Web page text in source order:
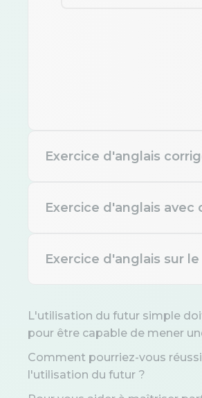
Exercice d'anglais
window."
Exercice d'anglais
Exercice d'anglais sur
Choisissez la
results at 9
L'utilisation du futur simple
pour être capable de mener
Comment pourriez-vous
l'utilisation du futur ?